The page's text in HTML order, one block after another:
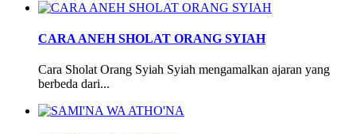
CARA ANEH SHOLAT ORANG SYIAH
Cara Sholat Orang Syiah Syiah mengamalkan ajaran yang
berbeda dari...